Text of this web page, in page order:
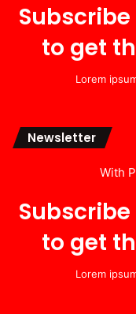
to get
Lorem
Newsletter
With
to get
Lorem